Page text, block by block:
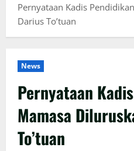
Pernyataan Kadis
Darius To’tuan
News
Pernyataan
Mamasa
To’tuan